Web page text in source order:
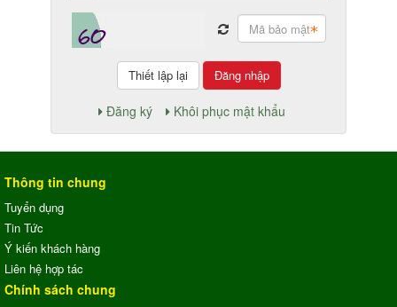
Đăng nhập
Đăng ký Khôi phục mật khẩu
Thông tin chung
Tuyển dụng
Tin Tức
Ý kiến khách hàng
Liên hệ hợp tác
Chính sách chung